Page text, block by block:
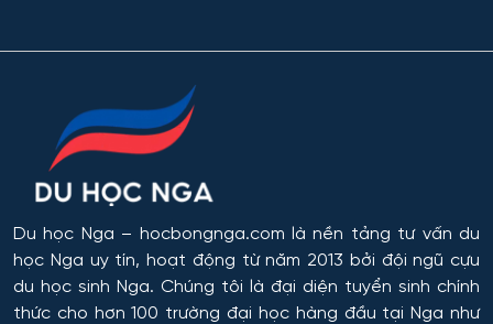
Du học Nga – hocbongnga.com là nền tảng tư vấn du
học Nga uy tín, hoạt động từ năm 2013 bởi đội ngũ cựu
du học sinh Nga. Chúng tôi là đại diện tuyển sinh chính
thức cho hơn 100 trường đại học hàng đầu tại Nga như